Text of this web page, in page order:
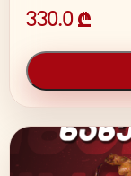
330.0 ₾